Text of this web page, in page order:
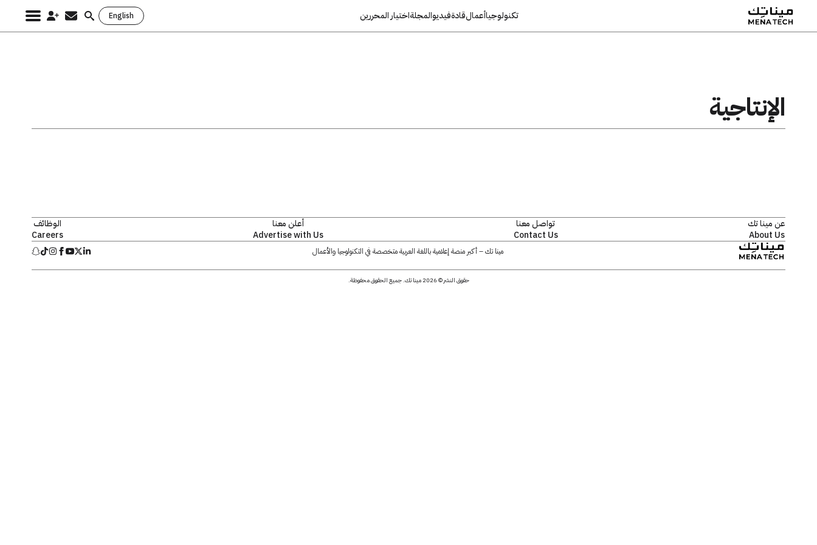
تكنولوجياأعمالقادةفيديوالمجلةاختيار المحررين English
Search
الإنتاجية
عن مينا تك
About Us
تواصل معنا
Contact Us
أعلن معنا
Advertise with Us
الوظائف
Careers
مينا تك – أكبر منصة إعلامية باللغة العربية متخصصة في التكنولوجيا والأعمال
حقوق النشر © 2026 مينا تك. جميع الحقوق محفوظة.